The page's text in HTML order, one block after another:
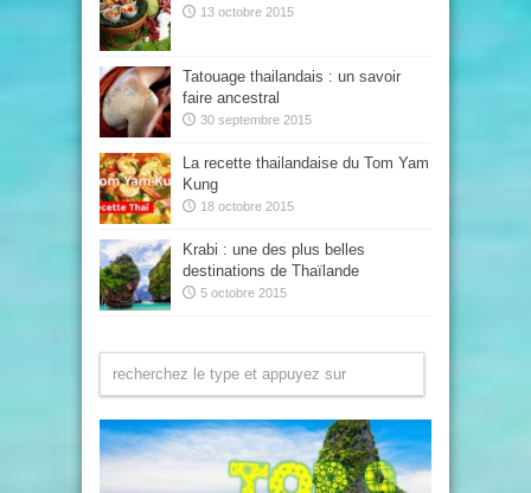
13 octobre 2015
Tatouage thailandais : un savoir
faire ancestral
30 septembre 2015
La recette thailandaise du Tom Yam
Kung
18 octobre 2015
Krabi : une des plus belles
destinations de Thaïlande
5 octobre 2015